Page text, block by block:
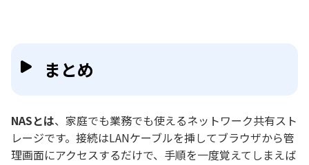
まとめ
NASとは、家庭でも業務でも使えるネットワーク共有スト
レージです。接続はLANケーブルを挿してブラウザから管
理画面にアクセスするだけで、手順を一度覚えてしまえば